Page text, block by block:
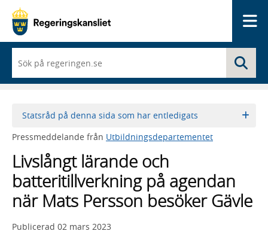
du
börjar
skriva
framträder
lista
med
sökförslag
Statsråd på denna sida som har entledigats
Pressmeddelande från Utbildningsdepartementet
Livslångt lärande och
batteritillverkning på agendan
när Mats Persson besöker Gävle
Publicerad 02 mars 2023